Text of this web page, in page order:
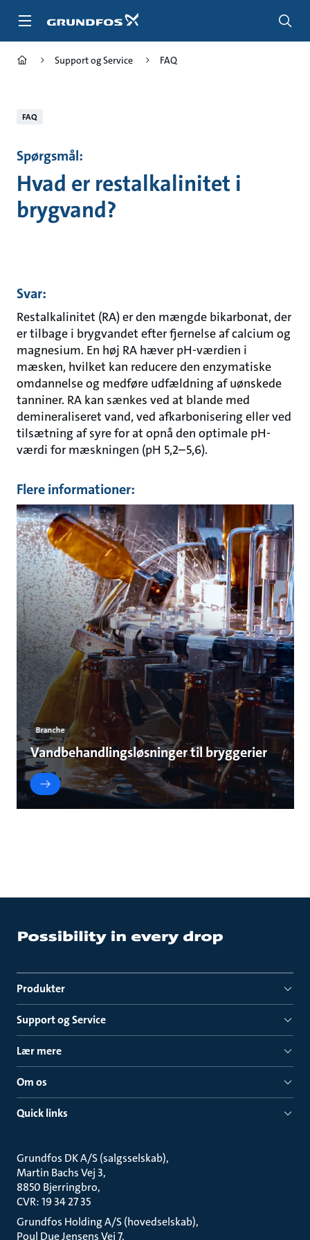
Support og Service FAQ
FAQ
Spørgsmål:
Hvad er restalkalinitet i
brygvand?
Svar:
Restalkalinitet (RA) er den mængde bikarbonat, der
er tilbage i brygvandet efter fjernelse af calcium og
magnesium. En høj RA hæver pH-værdien i
mæsken, hvilket kan reducere den enzymatiske
omdannelse og medføre udfældning af uønskede
tanniner. RA kan sænkes ved at blande med
demineraliseret vand, ved afkarbonisering eller ved
tilsætning af syre for at opnå den optimale pH-
værdi for mæskningen (pH 5,2–5,6).
Flere informationer:
Branche
Vandbehandlingsløsninger til bryggerier
Produkter
Support og Service
Lær mere
Om os
Quick links
Grundfos DK A/S (salgsselskab)
Martin Bachs Vej 3
8850 Bjerringbro
CVR: 19 34 27 35
Grundfos Holding A/S (hovedselskab)
Poul Due Jensens Vej 7